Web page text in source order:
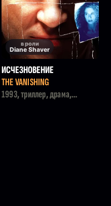
в роли
Diane Shaver
ИСЧЕЗНОВЕНИЕ
THE VANISHING
1993, триллер, драма,